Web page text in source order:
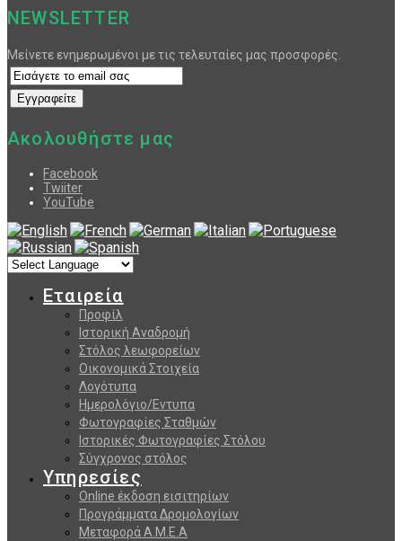
NEWSLETTER
Μείνετε ενημερωμένοι με τις τελευταίες μας προσφορές.
Ακολουθήστε μας
Facebook
Twiiter
YouTube
Εταιρεία
Προφίλ
Ιστορική Αναδρομή
Στόλος λεωφορείων
Οικονομικά Στοιχεία
Λογότυπα
Ημερολόγιο/Εντυπα
Φωτογραφίες Σταθμών
Ιστορικές Φωτογραφίες Στόλου
Σύγχρονος στόλος
Υπηρεσίες
Online έκδοση εισιτηρίων
Προγράμματα Δρομολογίων
Μεταφορά Α.Μ.Ε.Α